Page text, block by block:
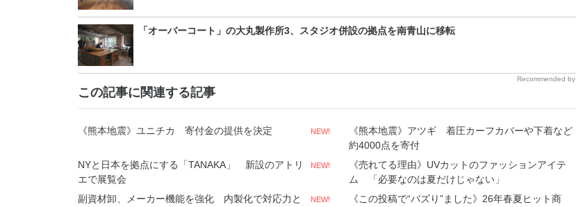
「オーバーコート」の大丸製作所3、スタジオ併設の拠点を南青山に移転
Recommended by
この記事に関連する記事
《熊本地震》ユニチカ 寄付金の提供を決定 NEW!
《熊本地震》アツギ 着圧カーフカバーや下着など
約4000点を寄付
NYと日本を拠点にする「TANAKA」 新設のアトリ
エで展覧会
NEW!
《売れてる理由》UVカットのファッションアイテ
ム 「必要なのは夏だけじゃない」
副資材卸、メーカー機能を強化 内製化で対応力と
NEW!
《この投稿で“バズり”ました》26年春夏ヒット商